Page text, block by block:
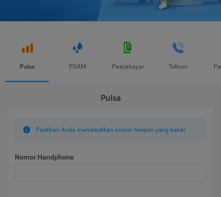
Pulsa PDAM Pascabayar Telkom
Pulsa
Pastikan Anda memasukkan nomor telepon yang benar.
Nomor Handphone